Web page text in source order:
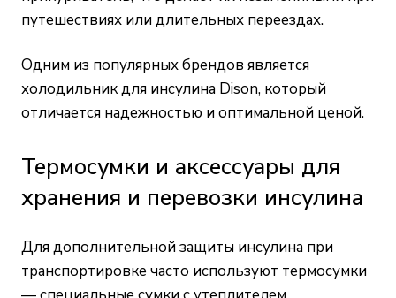
путешествиях или длительных переездах.
Одним из популярных брендов является
холодильник для инсулина Dison, который
отличается надежностью и оптимальной ценой.
Термосумки и аксессуары для
хранения и перевозки инсулина
Для дополнительной защиты инсулина при
транспортировке часто используют термосумки